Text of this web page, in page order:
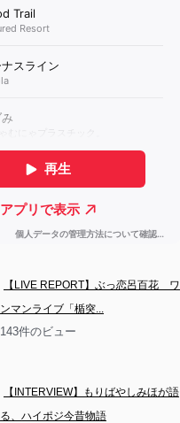
【LIVE REPORT】ぶっ恋呂百花　ワ
ンマンライブ「楯突...
143件のビュー
【INTERVIEW】もりばやしみほが語
る、ハイポジ今昔物語